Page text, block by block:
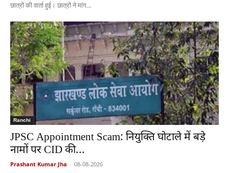
छात्रों की वार्ता हुई। छात्रों ने मांग...
Ranchi
JPSC Appointment Scam: नियुक्ति घोटाले में बड़े
नामों पर CID की...
Prashant Kumar Jha - 08-08-2026